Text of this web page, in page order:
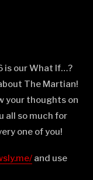
is our What If…?
The Martian!
your thoughts on
all so much for
one of you!
and use